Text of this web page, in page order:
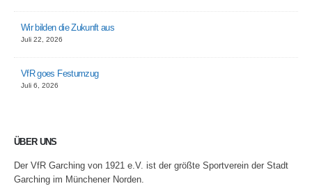
Wir bilden die Zukunft aus
Juli 22, 2026
VfR goes Festumzug
Juli 6, 2026
ÜBER UNS
Der VfR Garching von 1921 e.V. ist der größte Sportverein der Stadt
Garching im Münchener Norden.